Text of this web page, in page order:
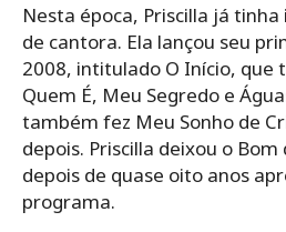
Nesta época, Priscilla já
de cantora. Ela lançou seu
2008, intitulado O Início, que
Quem É, Meu Segredo e
também fez Meu Sonho de
depois. Priscilla deixou o
depois de quase oito anos
programa.